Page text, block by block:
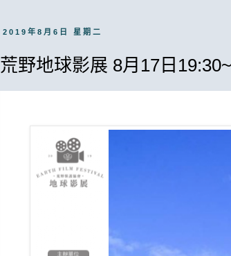
2019年8月6日 星期二
荒野地球影展 8月17日